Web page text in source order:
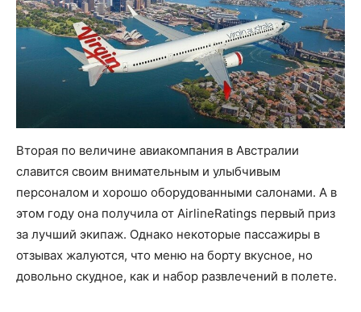
Вторая по величине авиакомпания в Австралии
славится своим внимательным и улыбчивым
персоналом и хорошо оборудованными салонами. А в
этом году она получила от AirlineRatings первый приз
за лучший экипаж. Однако некоторые пассажиры в
отзывах жалуются, что меню на борту вкусное, но
довольно скудное, как и набор развлечений в полете.